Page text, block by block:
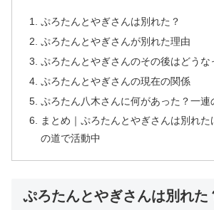
ぷろたんとやぎさんは別れた？
ぷろたんとやぎさんが別れた理由
ぷろたんとやぎさんのその後はどうな
ぷろたんとやぎさんの現在の関係
ぷろたん八木さんに何があった？一連
まとめ｜ぷろたんとやぎさんは別れ
の道で活動中
ぷろたんとやぎさんは別れた